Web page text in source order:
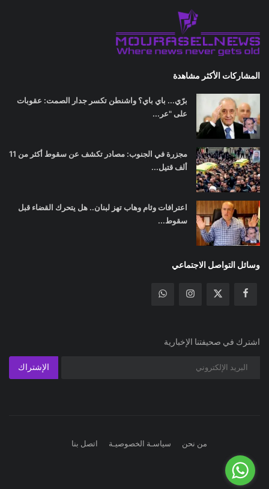
المشاركات الأكثر مشاهدة
برّي... باي باي؟ واشنطن تكسر جدار الصمت: عقوبات
على "عر...
مجزرة في الجنوب: مصادر تكشف عن سقوط أكثر من 11
ألف قتيل...
اعترافات وئام وهاب تهز لبنان.. هل يتحرك القضاء قبل
سقوط...
وسائل التواصل الاجتماعي
اشترك في صحيفتنا الإخبارية
الإشتراك
من نحن سياسـة الخصوصيـة اتصل بنا